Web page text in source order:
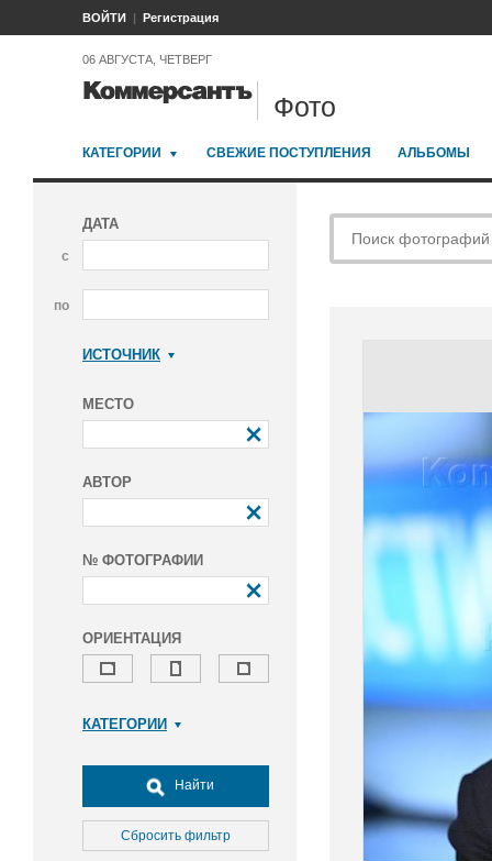
ВОЙТИ Регистрация
06 АВГУСТА, ЧЕТВЕРГ
Фото
КАТЕГОРИИ СВЕЖИЕ ПОСТУПЛЕНИЯ АЛЬБОМЫ
ДАТА
с
по
ИСТОЧНИК
МЕСТО
АВТОР
№ ФОТОГРАФИИ
ОРИЕНТАЦИЯ
КАТЕГОРИИ
Досуг, туризм и отдых
Культура
Медицина
Найти
Сбросить фильтр